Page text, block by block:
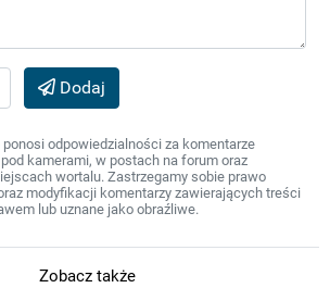
Dodaj
odpowiedzialności za komentarze
kamerami, w postach na forum oraz
wortalu. Zastrzegamy sobie prawo
modyfikacji komentarzy zawierających treści
lub uznane jako obraźliwe.
Zobacz także